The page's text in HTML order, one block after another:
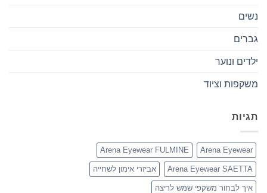
נשים
גברים
ילדים ונוער
משקפות וציוד
תגיות
Arena Eyewear
Arena Eyewear FULMINE
Arena Eyewear SAETTA אביזרי אימון לשחייה
איך לבחור משקפי שמש לריצה